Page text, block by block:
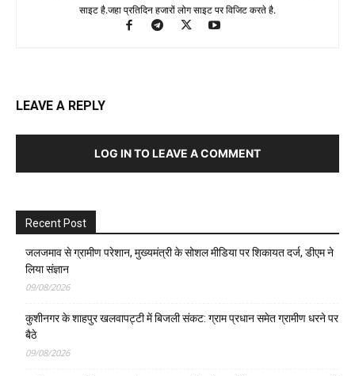
साइट है.जहा प्रतिदिन हजारों लोग साइट पर विजिट करते है.
LEAVE A REPLY
LOG IN TO LEAVE A COMMENT
Recent Post
जलजमाव से ग्रामीण परेशान, मुख्यमंत्री के सोशल मीडिया पर शिकायत दर्ज, डीएम ने
लिया संज्ञान
09/08/2026
कुशीनगर के शाहपुर खलवापट्टी में बिजली संकट: ग्राम प्रधान समेत ग्रामीण धरने पर
बैठे
09/08/2026